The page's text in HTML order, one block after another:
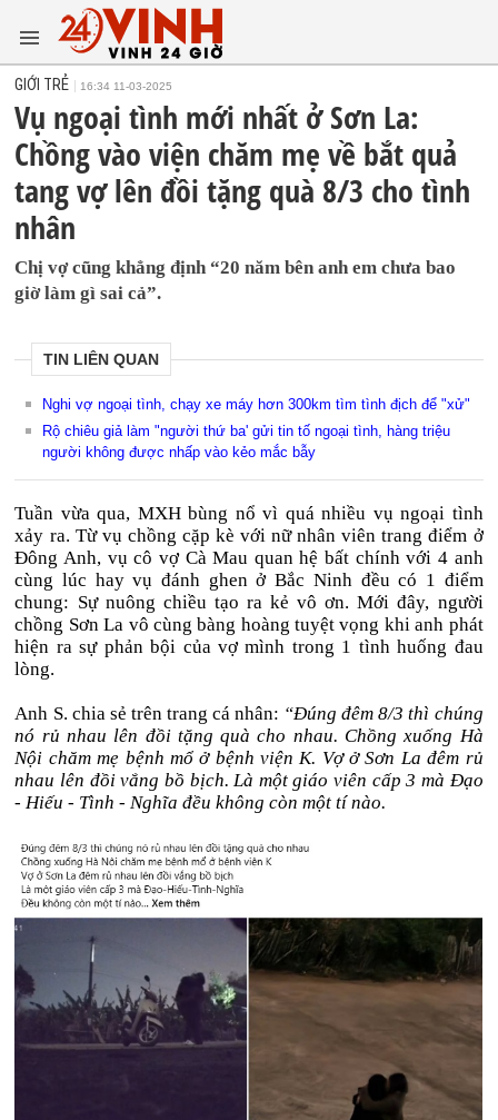
GIỚI TRẺ 16:34 11-03-2025
Vụ ngoại tình mới nhất ở Sơn La:
Chồng vào viện chăm mẹ về bắt quả
tang vợ lên đồi tặng quà 8/3 cho tình
nhân
Chị vợ cũng khẳng định “20 năm bên anh em chưa bao
giờ làm gì sai cả”.
TIN LIÊN QUAN
Nghi vợ ngoại tình, chạy xe máy hơn 300km tìm tình địch để "xử"
Rộ chiêu giả làm "người thứ ba' gửi tin tố ngoại tình, hàng triệu
người không được nhấp vào kẻo mắc bẫy
Tuần vừa qua, MXH bùng nổ vì quá nhiều vụ ngoại tình
xảy ra. Từ vụ chồng cặp kè với nữ nhân viên trang điểm ở
Đông Anh, vụ cô vợ Cà Mau quan hệ bất chính với 4 anh
cùng lúc hay vụ đánh ghen ở Bắc Ninh đều có 1 điểm
chung: Sự nuông chiều tạo ra kẻ vô ơn. Mới đây, người
chồng Sơn La vô cùng bàng hoàng tuyệt vọng khi anh phát
hiện ra sự phản bội của vợ mình trong 1 tình huống đau
lòng.
Anh S. chia sẻ trên trang cá nhân: “Đúng đêm 8/3 thì chúng
nó rủ nhau lên đồi tặng quà cho nhau. Chồng xuống Hà
Nội chăm mẹ bệnh mổ ở bệnh viện K. Vợ ở Sơn La đêm rủ
nhau lên đồi vắng bồ bịch. Là một giáo viên cấp 3 mà Đạo
- Hiếu - Tình - Nghĩa đều không còn một tí nào.